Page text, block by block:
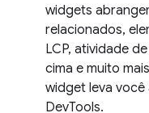
widgets
relacionados,
LCP, atividade
cima e muito
widget leva
DevTools.